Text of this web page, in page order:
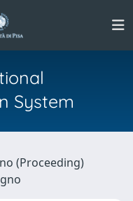
System
(Proceeding)